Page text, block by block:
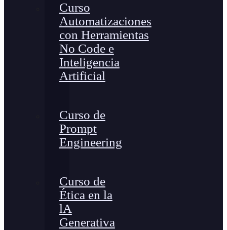
Curso
Automatizaciones
con Herramientas
No Code e
Inteligencia
Artificial
Curso de
Prompt
Engineering
Curso de
Ética en la
lA
Generativa